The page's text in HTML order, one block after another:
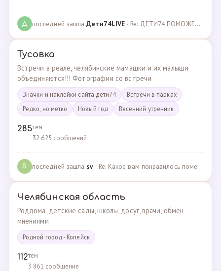
Д последней зашлаДeти74LIVE · Re: ДЕТИ74 ПОМОЖЕМ ВМЕСТЕ · 27.12.2021
Тусовка
Встречи в реале, челябинские мамашки и их малыши
объединяются!!! Фотографии со встречи
Значки и наклейки сайта дети74
Встречи в парках
Редко, но метко
Новый год Весенний утренник
285тем
32 625 сообщений
S последней зашла sv· Re: Какое вам понравилось помещения для проведения … · 07.05.2025
Челябинская область
Роддома, детские сады, школы, досуг, врачи, обмен
мнениями
Родной город - Копейск
112тем
3 861 сообщение